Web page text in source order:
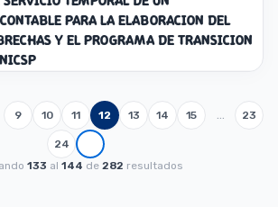
PARA LA ELABORACION DEL
Y EL PROGRAMA DE TRANSICION
9 10 11 12 13 14 15 … 23
24
133 al 144 de 282 resultados